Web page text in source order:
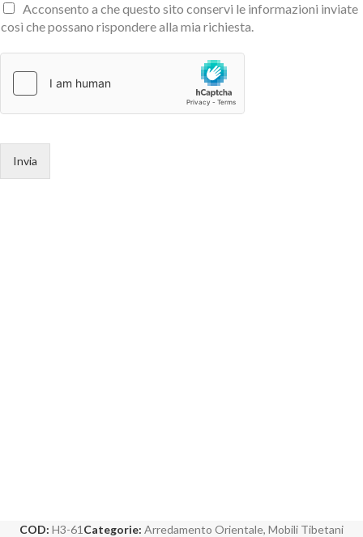
Acconsento a che questo sito conservi le informazioni inviate
così che possano rispondere alla mia richiesta.
Invia
COD: H3-61 Categorie: Arredamento Orientale, Mobili Tibetani